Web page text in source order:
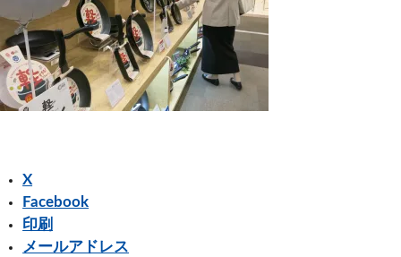
X
Facebook
印刷
メールアドレス